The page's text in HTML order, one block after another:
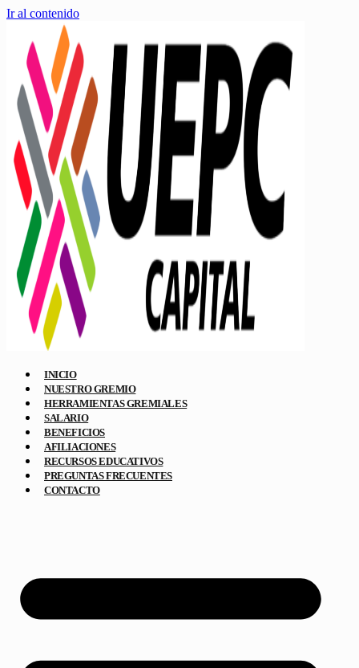
Ir al contenido
INICIO
NUESTRO GREMIO
HERRAMIENTAS GREMIALES
SALARIO
BENEFICIOS
AFILIACIONES
RECURSOS EDUCATIVOS
PREGUNTAS FRECUENTES
CONTACTO